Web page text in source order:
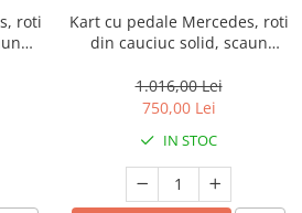
Kart cu pedale Mercedes, roti
din cauciuc solid, scaun
negru
1.016,00 Lei
750,00 Lei
IN STOC